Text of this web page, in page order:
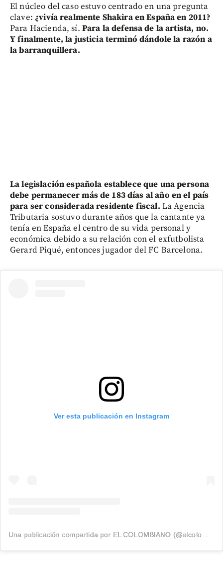
El núcleo del caso estuvo centrado en una pregunta
clave: ¿vivía realmente Shakira en España en 2011?
Para Hacienda, sí. Para la defensa de la artista, no.
Y finalmente, la justicia terminó dándole la razón a
la barranquillera.
La legislación española establece que una persona
debe permanecer más de 183 días al año en el país
para ser considerada residente fiscal. La Agencia
Tributaria sostuvo durante años que la cantante ya
tenía en España el centro de su vida personal y
económica debido a su relación con el exfutbolista
Gerard Piqué, entonces jugador del FC Barcelona.
Ver esta publicación en Instagram
Una publicación compartida por EL COLOMBIANO (@elcolombiano_)